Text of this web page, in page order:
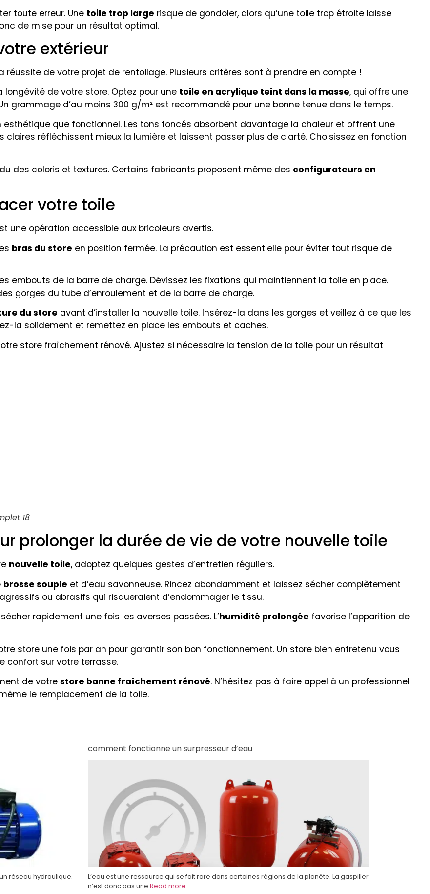
toute erreur. Une toile trop large risque de gondoler, alors qu’une toile trop étroite laisse
de mise pour un résultat optimal.
extérieur
réussite de votre projet de rentoilage. Plusieurs critères sont à prendre en compte !
de votre store. Optez pour une toile en acrylique teint dans la masse, qui offre une
grammage d’au moins 300 g/m² est recommandé pour une bonne tenue dans le temps.
esthétique que fonctionnel. Les tons foncés absorbent davantage la chaleur et offrent une
claires réfléchissent mieux la lumière et laissent passer plus de clarté. Choisissez en fonction
des coloris et textures. Certains fabricants proposent même des configurateurs en
votre toile
une opération accessible aux bricoleurs avertis.
bras du store en position fermée. La précaution est essentielle pour éviter tout risque de
embouts de la barre de charge. Dévissez les fixations qui maintiennent la toile en place.
gorges du tube d’enroulement et de la barre de charge.
du store avant d’installer la nouvelle toile. Insérez-la dans les gorges et veillez à ce que les
la solidement et remettez en place les embouts et caches.
store fraîchement rénové. Ajustez si nécessaire la tension de la toile pour un résultat
18
prolonger la durée de vie de votre nouvelle toile
nouvelle toile, adoptez quelques gestes d’entretien réguliers.
brosse souple et d’eau savonneuse. Rincez abondamment et laissez sécher complètement
ou abrasifs qui risqueraient d’endommager le tissu.
rapidement une fois les averses passées. L’humidité prolongée favorise l’apparition de
store une fois par an pour garantir son bon fonctionnement. Un store bien entretenu vous
confort sur votre terrasse.
de votre store banne fraîchement rénové. N’hésitez pas à faire appel à un professionnel
le remplacement de la toile.
réseau hydraulique.
comment fonctionne un surpresseur d’eau
L’eau est une ressource qui se fait rare dans certaines régions de la planète. La gaspiller
n’est donc pas une Read more